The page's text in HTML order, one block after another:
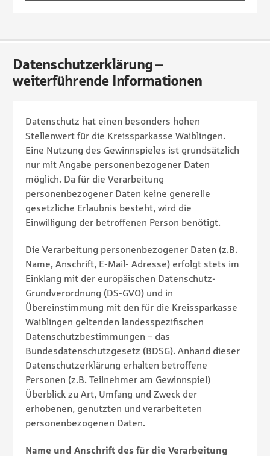
Datenschutzerklärung –
weiterführende Informationen
Datenschutz hat einen besonders hohen
Stellenwert für die Kreissparkasse Waiblingen.
Eine Nutzung des Gewinnspieles ist grundsätzlich
nur mit Angabe personenbezogener Daten
möglich. Da für die Verarbeitung
personenbezogener Daten keine generelle
gesetzliche Erlaubnis besteht, wird die
Einwilligung der betroffenen Person benötigt.
Die Verarbeitung personenbezogener Daten (z.B.
Name, Anschrift, E-Mail- Adresse) erfolgt stets im
Einklang mit der europäischen Datenschutz-
Grundverordnung (DS-GVO) und in
Übereinstimmung mit den für die Kreissparkasse
Waiblingen geltenden landesspezifischen
Datenschutzbestimmungen – das
Bundesdatenschutzgesetz (BDSG). Anhand dieser
Datenschutzerklärung erhalten betroffene
Personen (z.B. Teilnehmer am Gewinnspiel)
Überblick zu Art, Umfang und Zweck der
erhobenen, genutzten und verarbeiteten
personenbezogenen Daten.
Name und Anschrift des für die Verarbeitung